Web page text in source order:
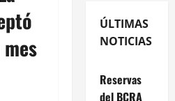
ÚLTIMAS
NOTICIAS
Reservas
del BCRA